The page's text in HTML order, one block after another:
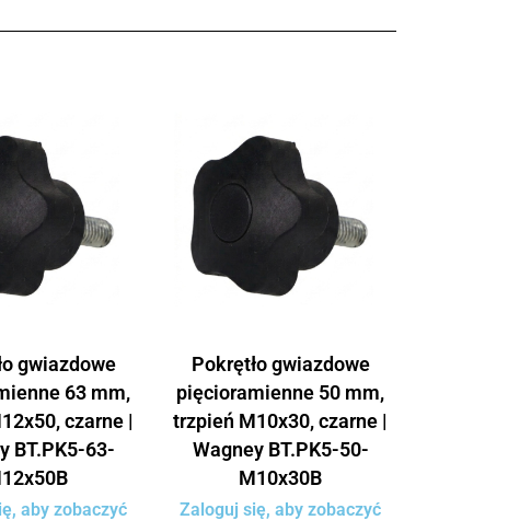
gwiazdowe
63 mm,
czarne |
BT.PK5-63-
aby zobaczyć
Pokrętło gwiazdowe
pięcioramienne 50 mm,
trzpień M10x30, czarne |
Wagney BT.PK5-50-
M10x30B
Zaloguj się, aby zobaczyć